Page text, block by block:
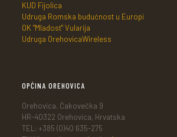
KUD Fijolica
Udruga Romska budućnost u Europi
OK "Mladost" Vularija
Udruga OrehovicaWireless
OPĆINA OREHOVICA
Orehovica, Čakovečka 9
HR-40322 Orehovica, Hrvatska
TEL: +385 (0)40 635-275